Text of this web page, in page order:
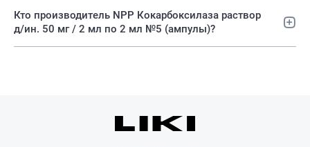
Кто производитель NPP Кокарбоксилаза раствор
д/ин. 50 мг / 2 мл по 2 мл №5 (ампулы)?